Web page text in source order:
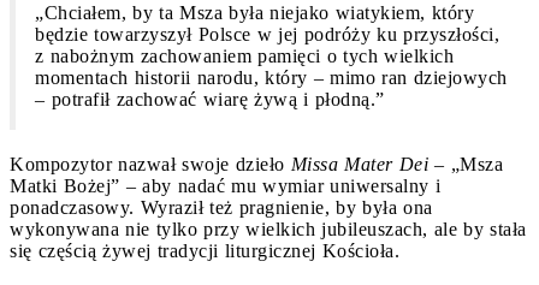
„Chciałem, by ta Msza była niejako wiatykiem, który
będzie towarzyszył Polsce w jej podróży ku przyszłości,
z nabożnym zachowaniem pamięci o tych wielkich
momentach historii narodu, który – mimo ran dziejowych
– potrafił zachować wiarę żywą i płodną.”
Kompozytor nazwał swoje dzieło Missa Mater Dei – „Msza
Matki Bożej” – aby nadać mu wymiar uniwersalny i
ponadczasowy. Wyraził też pragnienie, by była ona
wykonywana nie tylko przy wielkich jubileuszach, ale by stała
się częścią żywej tradycji liturgicznej Kościoła.